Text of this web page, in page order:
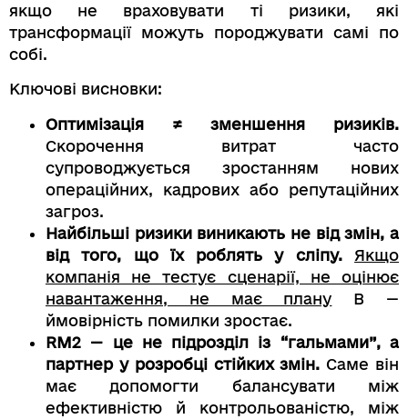
якщо не враховувати ті ризики, які
трансформації можуть породжувати самі по
собі.
Ключові висновки:
Оптимізація ≠ зменшення ризиків.
Скорочення витрат часто
супроводжується зростанням нових
операційних, кадрових або репутаційних
загроз.
Найбільші ризики виникають не від змін, а
від того, що їх роблять у сліпу.
Якщо
компанія не тестує сценарії, не оцінює
навантаження, не має плану B —
ймовірність помилки зростає.
RM2 — це не підрозділ із “гальмами”, а
партнер у розробці стійких змін. Саме він
має допомогти балансувати між
ефективністю й контрольованістю, між